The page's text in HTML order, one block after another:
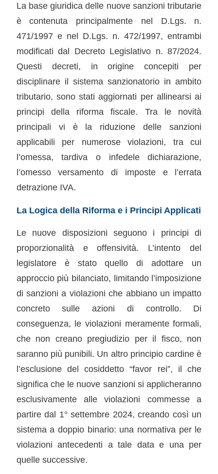
La base giuridica delle nuove sanzioni tributarie
è contenuta principalmente nel D.Lgs. n.
471/1997 e nel D.Lgs. n. 472/1997, entrambi
modificati dal Decreto Legislativo n. 87/2024.
Questi decreti, in origine concepiti per
disciplinare il sistema sanzionatorio in ambito
tributario, sono stati aggiornati per allinearsi ai
principi della riforma fiscale. Tra le novità
principali vi è la riduzione delle sanzioni
applicabili per numerose violazioni, tra cui
l’omessa, tardiva o infedele dichiarazione,
l’omesso versamento di imposte e l’errata
detrazione IVA.
La Logica della Riforma e i Principi Applicati
Le nuove disposizioni seguono i principi di
proporzionalità e offensività. L’intento del
legislatore è stato quello di adottare un
approccio più bilanciato, limitando l’imposizione
di sanzioni a violazioni che abbiano un impatto
concreto sulle azioni di controllo. Di
conseguenza, le violazioni meramente formali,
che non creano pregiudizio per il fisco, non
saranno più punibili. Un altro principio cardine è
l’esclusione del cosiddetto “favor rei”, il che
significa che le nuove sanzioni si applicheranno
esclusivamente alle violazioni commesse a
partire dal 1° settembre 2024, creando così un
sistema a doppio binario: una normativa per le
violazioni antecedenti a tale data e una per
quelle successive.